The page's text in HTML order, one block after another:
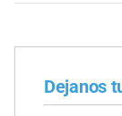
Dejanos